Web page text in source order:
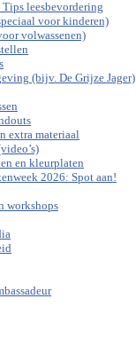
leesbevordering
voor kinderen)
volwassenen)
(bijv. De Grijze Jager)
extra materiaal
en kleurplaten
2026: Spot aan!
workshops